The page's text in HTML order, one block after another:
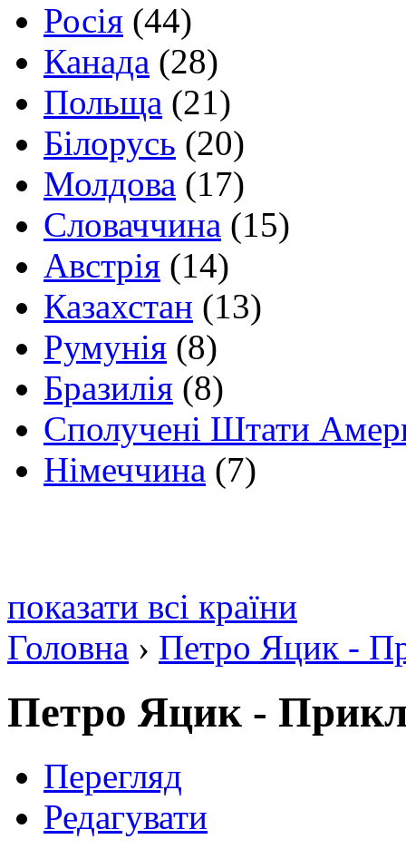
Росія (44)
Канада (28)
Польща (21)
Білорусь (20)
Молдова (17)
Словаччина (15)
Австрія (14)
Казахстан (13)
Румунія (8)
Бразилія (8)
Сполучені Штати
Німеччина (7)
показати всі країни
Головна › Петро Яцик -
Петро Яцик -
Перегляд
Редагувати